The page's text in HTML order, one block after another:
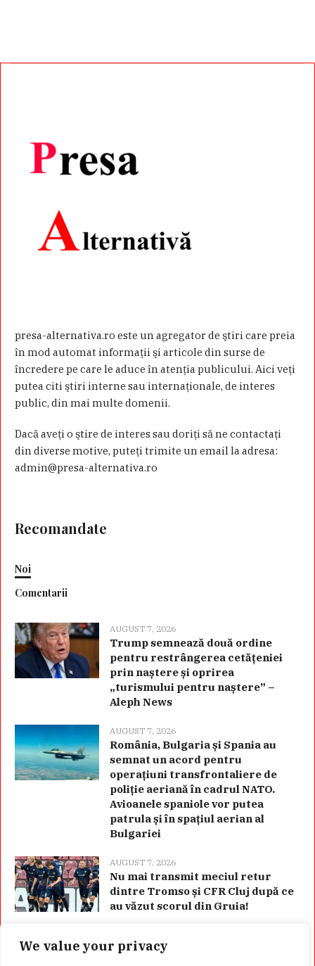
We value your privacy
presa-alternativa.ro este un agregator de ştiri care preia
în mod automat informaţii şi articole din surse de
încredere pe care le aduce în atenţia publicului. Aici veţi
putea citi ştiri interne sau internaţionale, de interes
public, din mai multe domenii.
Dacă aveţi o ştire de interes sau doriţi să ne contactaţi
din diverse motive, puteţi trimite un email la adresa:
admin@presa-alternativa.ro
Recomandate
Noi
Comentarii
AUGUST 7, 2026
Trump semnează două ordine
pentru restrângerea cetățeniei
prin naștere și oprirea
„turismului pentru naștere” –
Aleph News
AUGUST 7, 2026
România, Bulgaria și Spania au
semnat un acord pentru
operațiuni transfrontaliere de
poliție aeriană în cadrul NATO.
Avioanele spaniole vor putea
patrula și în spațiul aerian al
Bulgariei
AUGUST 7, 2026
Nu mai transmit meciul retur
dintre Tromso și CFR Cluj după ce
au văzut scorul din Gruia!
Categorii